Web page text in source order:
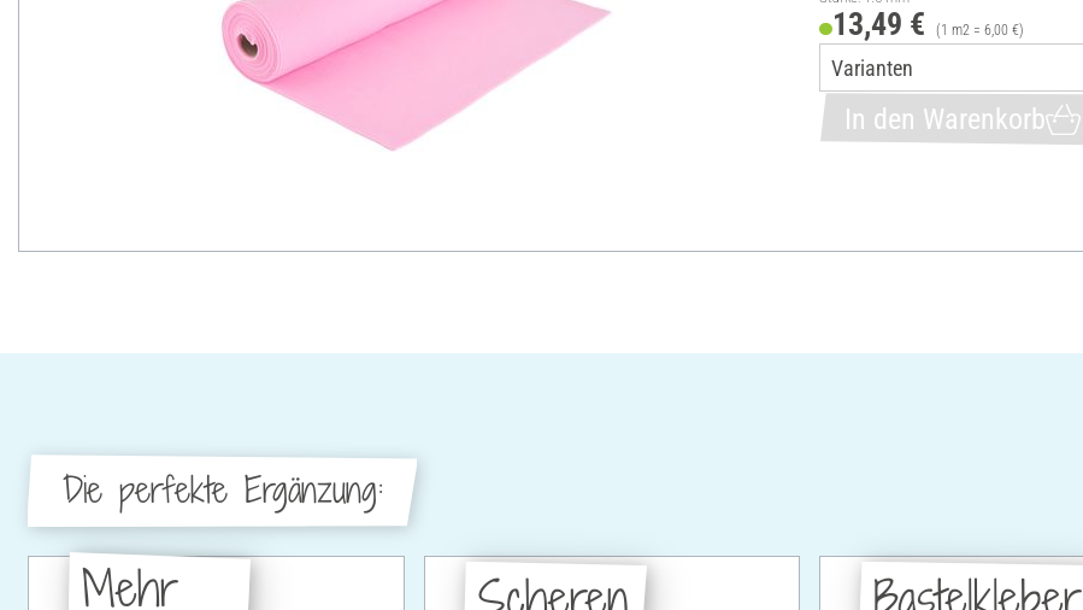
13,49 € (1 m2 = 6,00 €)
In den Warenkorb
Die perfekte Ergänzung:
Mehr